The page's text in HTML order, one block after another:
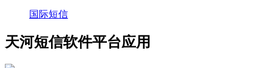
国际短信
天河短信软件平台应用